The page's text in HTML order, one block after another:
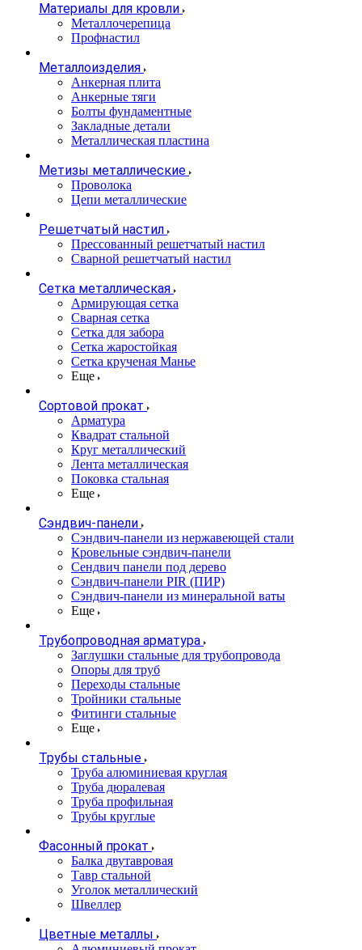
Материалы для кровли
Металлочерепица
Профнастил
Металлоизделия
Анкерная плита
Анкерные тяги
Болты фундаментные
Закладные детали
Металлическая пластина
Метизы металлические
Проволока
Цепи металлические
Решетчатый настил
Прессованный решетчатый настил
Сварной решетчатый настил
Сетка металлическая
Армирующая сетка
Сварная сетка
Сетка для забора
Сетка жаростойкая
Сетка крученая Манье
Еще
Сортовой прокат
Арматура
Квадрат стальной
Круг металлический
Лента металлическая
Поковка стальная
Еще
Сэндвич-панели
Cэндвич-панели из нержавеющей стали
Кровельные сэндвич-панели
Сендвич панели под дерево
Сэндвич-панели PIR (ПИР)
Сэндвич-панели из минеральной ваты
Еще
Трубопроводная арматура
Заглушки стальные для трубопровода
Опоры для труб
Переходы стальные
Тройники стальные
Фитинги стальные
Еще
Трубы стальные
Труба алюминиевая круглая
Труба дюралевая
Труба профильная
Трубы круглые
Фасонный прокат
Балка двутавровая
Тавр стальной
Уголок металлический
Швеллер
Цветные металлы